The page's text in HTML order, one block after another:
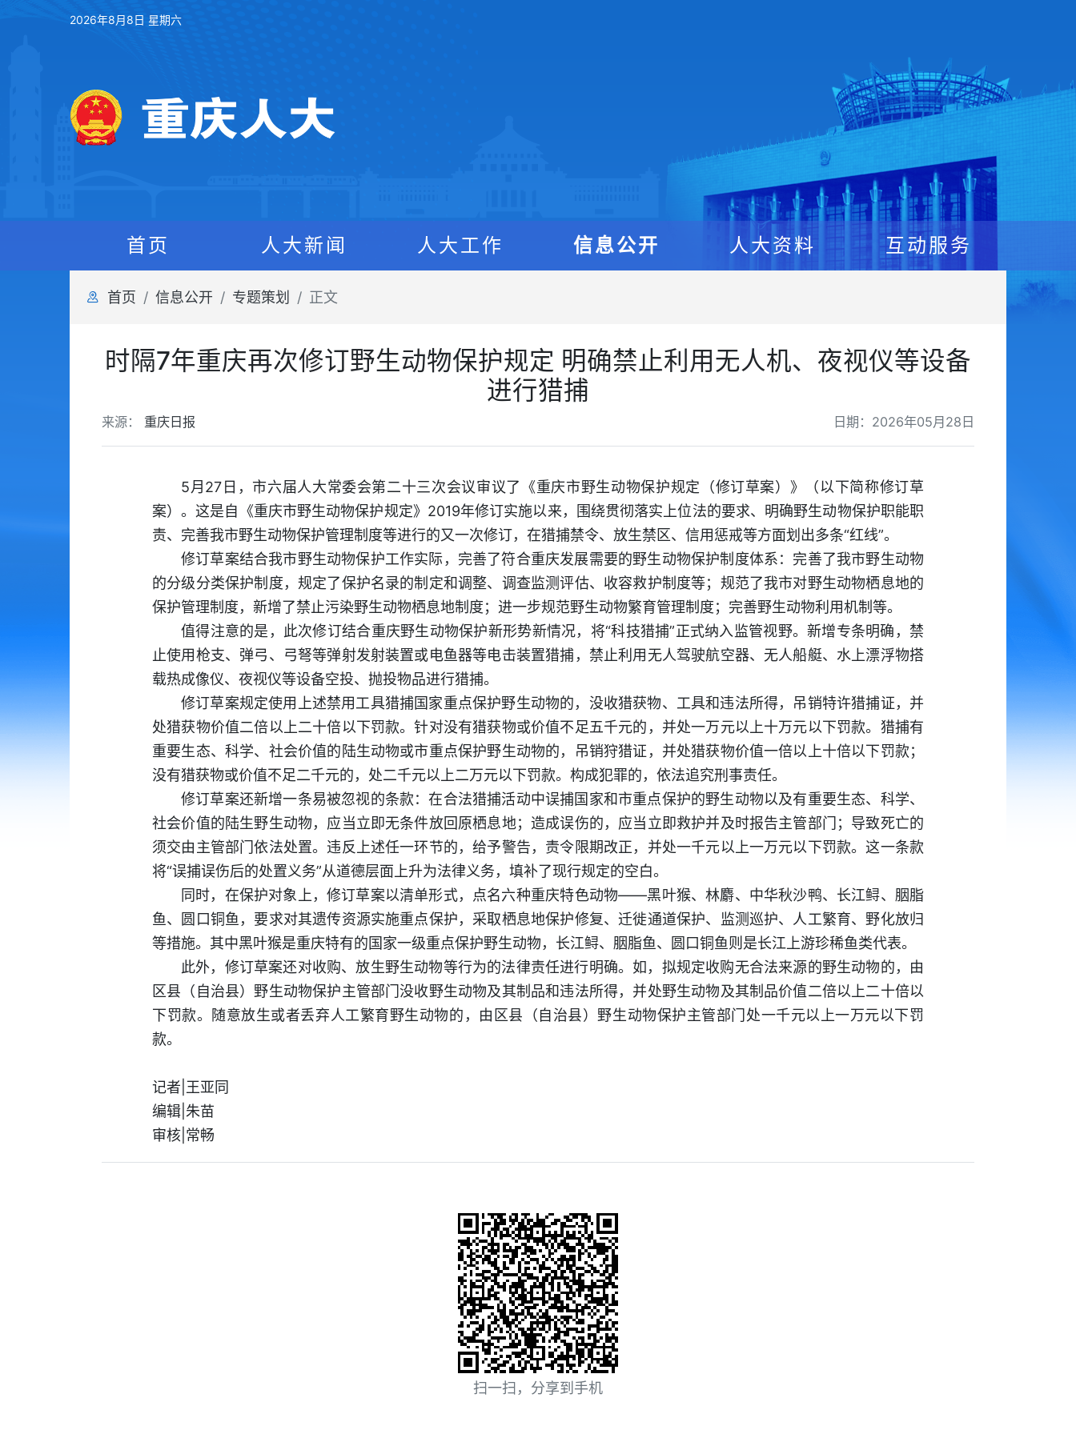
2026年8月8日 星期六
首页 人大新闻 人大工作 信息公开 人大资料 互动服务
首页 信息公开 专题策划 正文
时隔7年重庆再次修订野生动物保护规定 明确禁止利用无人机、夜视仪等设备
进行猎捕
日期：2026年05月28日
来源： 重庆日报
5月27日，市六届人大常委会第二十三次会议审议了《重庆市野生动物保护规定（修订草案）》（以下简称修订草
案）。这是自《重庆市野生动物保护规定》2019年修订实施以来，围绕贯彻落实上位法的要求、明确野生动物保护职能职
责、完善我市野生动物保护管理制度等进行的又一次修订，在猎捕禁令、放生禁区、信用惩戒等方面划出多条“红线”。
修订草案结合我市野生动物保护工作实际，完善了符合重庆发展需要的野生动物保护制度体系：完善了我市野生动物
的分级分类保护制度，规定了保护名录的制定和调整、调查监测评估、收容救护制度等；规范了我市对野生动物栖息地的
保护管理制度，新增了禁止污染野生动物栖息地制度；进一步规范野生动物繁育管理制度；完善野生动物利用机制等。
值得注意的是，此次修订结合重庆野生动物保护新形势新情况，将“科技猎捕”正式纳入监管视野。新增专条明确，禁
止使用枪支、弹弓、弓弩等弹射发射装置或电鱼器等电击装置猎捕，禁止利用无人驾驶航空器、无人船艇、水上漂浮物搭
载热成像仪、夜视仪等设备空投、抛投物品进行猎捕。
修订草案规定使用上述禁用工具猎捕国家重点保护野生动物的，没收猎获物、工具和违法所得，吊销特许猎捕证，并
处猎获物价值二倍以上二十倍以下罚款。针对没有猎获物或价值不足五千元的，并处一万元以上十万元以下罚款。猎捕有
重要生态、科学、社会价值的陆生动物或市重点保护野生动物的，吊销狩猎证，并处猎获物价值一倍以上十倍以下罚款；
没有猎获物或价值不足二千元的，处二千元以上二万元以下罚款。构成犯罪的，依法追究刑事责任。
修订草案还新增一条易被忽视的条款：在合法猎捕活动中误捕国家和市重点保护的野生动物以及有重要生态、科学、
社会价值的陆生野生动物，应当立即无条件放回原栖息地；造成误伤的，应当立即救护并及时报告主管部门；导致死亡的
须交由主管部门依法处置。违反上述任一环节的，给予警告，责令限期改正，并处一千元以上一万元以下罚款。这一条款
将“误捕误伤后的处置义务”从道德层面上升为法律义务，填补了现行规定的空白。
同时，在保护对象上，修订草案以清单形式，点名六种重庆特色动物——黑叶猴、林麝、中华秋沙鸭、长江鲟、胭脂
鱼、圆口铜鱼，要求对其遗传资源实施重点保护，采取栖息地保护修复、迁徙通道保护、监测巡护、人工繁育、野化放归
等措施。其中黑叶猴是重庆特有的国家一级重点保护野生动物，长江鲟、胭脂鱼、圆口铜鱼则是长江上游珍稀鱼类代表。
此外，修订草案还对收购、放生野生动物等行为的法律责任进行明确。如，拟规定收购无合法来源的野生动物的，由
区县（自治县）野生动物保护主管部门没收野生动物及其制品和违法所得，并处野生动物及其制品价值二倍以上二十倍以
下罚款。随意放生或者丢弃人工繁育野生动物的，由区县（自治县）野生动物保护主管部门处一千元以上一万元以下罚
款。
记者|王亚同
编辑|朱苗
审核|常畅
扫一扫，分享到手机